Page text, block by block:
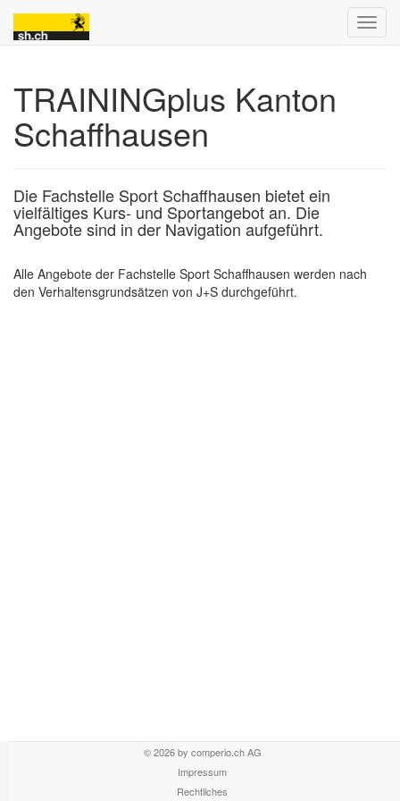
TRAININGplus Kanton
Schaffhausen
Die Fachstelle Sport Schaffhausen bietet ein
vielfältiges Kurs- und Sportangebot an. Die
Angebote sind in der Navigation aufgeführt.
Alle Angebote der Fachstelle Sport Schaffhausen werden nach
den Verhaltensgrundsätzen von J+S durchgeführt.
© 2026 by comperio.ch AG
Impressum
Rechtliches